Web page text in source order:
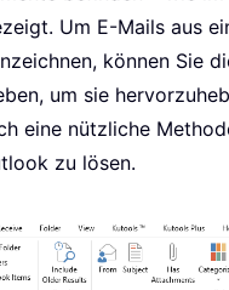
Um E-Mails aus
können Sie
um sie
eine nützliche
zu lösen.